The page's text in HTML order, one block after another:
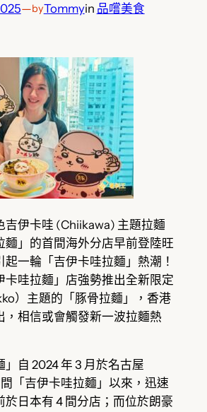
—byTommyin 品嚐美食
吉伊卡哇 (Chiikawa) 主題拉麵
麵」的首間海外分店早前登陸旺
起一輪「吉伊卡哇拉麵」熱潮！
卡哇拉麵」店強勢推出全新限定
）主題的「豚骨拉麵」，香港
，相信或會觸發新一波拉麵熱
」自 2024 年 3 月於名古屋
「吉伊卡哇拉麵」以來，迅速
於日本有 4 間分店；而位於朗豪